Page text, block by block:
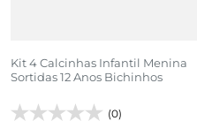
Kit 4 Calcinhas Infantil Menina
Sortidas 12 Anos Bichinhos
(0)